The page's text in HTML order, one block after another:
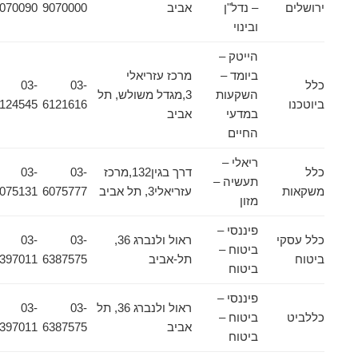
ירושלים
– נדל"ן
ובינוי
אביב
9070000
9070090
ביוטכנו
הייטק –
ביומד –
השקעות
במדעי
החיים
מרכז עזריאלי
3,מגדל משולש, תל
אביב
6121616
6124545
משקאות
ריאלי –
תעשיה –
דרך בגין132,מרכז
עזריאלי3, תל אביב
03-
6075777
6075131
כלל עסקי
ביטוח
פיננסי –
ביטוח –
ביטוח
ראול ולנברג 36,
תל-אביב
6387575
6397011
כללביט
פיננסי –
ביטוח –
ביטוח
ראול ולנברג 36, תל
אביב
03-
6387575
6397011